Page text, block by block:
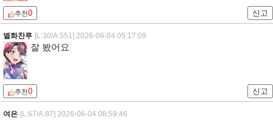
추천0 신고
별화찬루 [L:30/A:551] 2026-06-04 05:17:09
잘 봤어요
추천0 신고
여은 [L:67/A:87] 2026-06-04 08:59:46